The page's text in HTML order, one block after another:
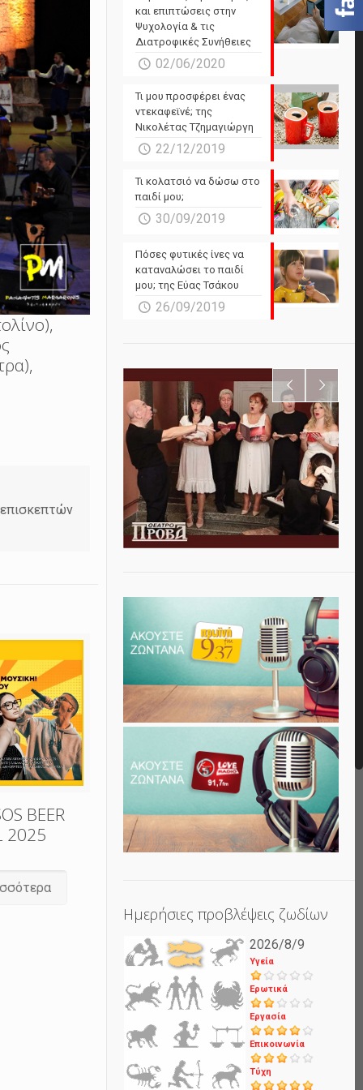
BEER
2025
και επιπτώσεις στην
Ψυχολογία & τις
Διατροφικές Συνήθειες
02/06/2020
Τι μου προσφέρει ένας
ντεκαφεϊνέ; της
Νικολέτας Τζημαγιώργη
22/12/2019
Τι κολατσιό να δώσω στο
παιδί μου;
30/09/2019
Πόσες φυτικές ίνες να
καταναλώσει το παιδί
μου; της Εύας Τσάκου
26/09/2019
Ημερήσιες προβλέψεις ζωδίων
2026/8/9
Υγεία
Ερωτικά
Εργασία
Επικοινωνία
Τύχη